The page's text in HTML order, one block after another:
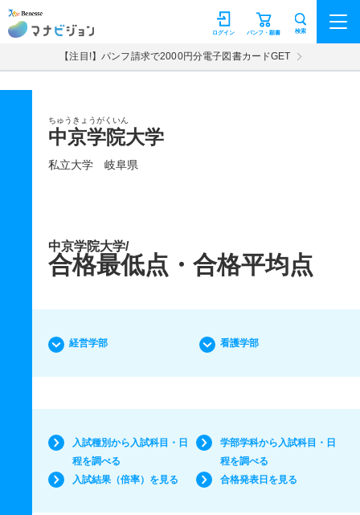
マナビジョン パンフ・願書
ログイン 検索
【注目!】パンフ請求で2000円分電子図書カードGET
ちゅうきょうがくいん
中京学院大学
私立大学 岐阜県
中京学院大学/
合格最低点・合格平均点
経営学部 看護学部
入試種別から入試科目・日
程を調べる
学部学科から入試科目・日
程を調べる
入試結果（倍率）を見る
合格発表日を見る